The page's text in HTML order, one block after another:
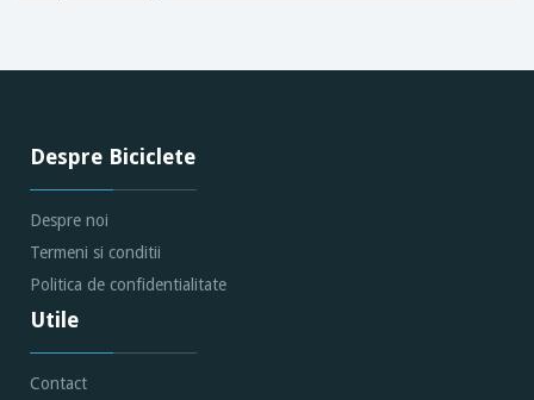
Despre Biciclete
Despre noi
Termeni si conditii
Politica de confidentialitate
Utile
Contact